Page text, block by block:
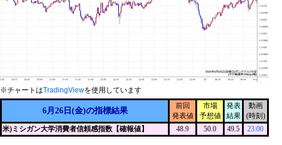
※チャートはTradingViewを使用しています
6月26日(金)の指標結果
前回
発表値
市場
予想値
発表
結果
動画
(時刻)
米)ミシガン大学消費者信頼感指数【確報値】
48.9 50.0 49.5 23:00